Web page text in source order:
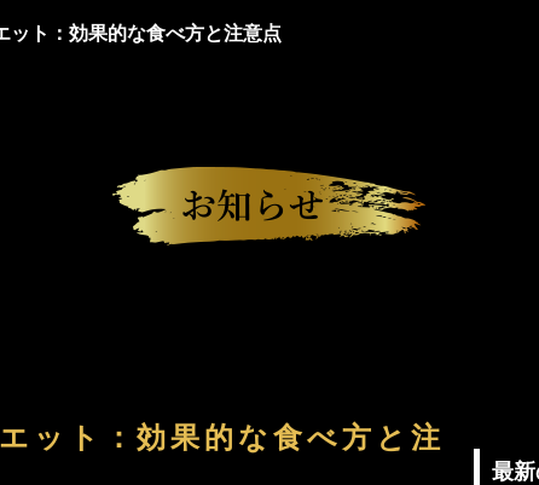
ット：効果的な食べ方と注意点
ット：効果的な食べ方と注
最